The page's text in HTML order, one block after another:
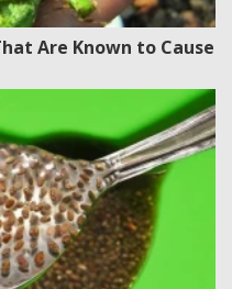
Are Known to Cause